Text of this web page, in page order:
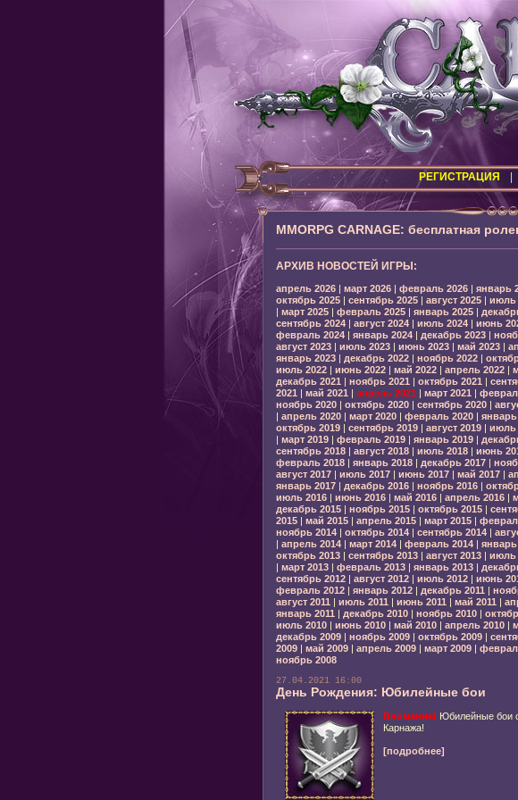
РЕГИСТРАЦИЯ
MMORPG CARNAGE: бесплатная
АРХИВ НОВОСТЕЙ ИГРЫ:
апрель 2026| март 2026| февраль 2026| январь
октябрь 2025| сентябрь 2025| август 2025| июль
| март 2025| февраль 2025| январь 2025|
сентябрь 2024| август 2024| июль 2024| июнь
февраль 2024| январь 2024| декабрь 2023|
август 2023| июль 2023| июнь 2023| май 2023|
январь 2023| декабрь 2022| ноябрь 2022|
июль 2022| июнь 2022| май 2022| апрель 2022|
декабрь 2021 | ноябрь 2021 | октябрь 2021 |
2021 | май 2021 | апрель 2021 | март 2021 |
ноябрь 2020| октябрь 2020| сентябрь 2020|
| апрель 2020| март 2020| февраль 2020| январь
октябрь 2019| сентябрь 2019| август 2019| июль
| март 2019| февраль 2019| январь 2019|
сентябрь 2018| август 2018| июль 2018| июнь
февраль 2018| январь 2018| декабрь 2017|
август 2017| июль 2017| июнь 2017| май 2017|
январь 2017| декабрь 2016| ноябрь 2016|
июль 2016| июнь 2016| май 2016| апрель 2016|
декабрь 2015| ноябрь 2015| октябрь 2015|
2015| май 2015| апрель 2015| март 2015|
ноябрь 2014| октябрь 2014| сентябрь 2014|
| апрель 2014| март 2014| февраль 2014| январь
октябрь 2013| сентябрь 2013| август 2013| июль
| март 2013| февраль 2013| январь 2013|
сентябрь 2012| август 2012| июль 2012| июнь
февраль 2012| январь 2012| декабрь 2011 |
август 2011 | июль 2011 | июнь 2011 | май 2011 |
январь 2011 | декабрь 2010| ноябрь 2010|
июль 2010| июнь 2010| май 2010| апрель 2010|
декабрь 2009| ноябрь 2009| октябрь 2009|
2009| май 2009| апрель 2009| март 2009|
ноябрь 2008
27.04.2021 16:00
День Рождения: Юбилейные бои
Внимание! Юбилейные бои
Карнажа!
[подробнее]